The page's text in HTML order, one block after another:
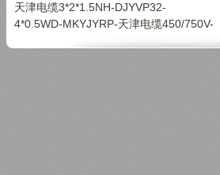
天津电缆3*2*1.5NH-DJYVP32-
4*0.5WD-MKYJYRP-天津电缆450/750V-